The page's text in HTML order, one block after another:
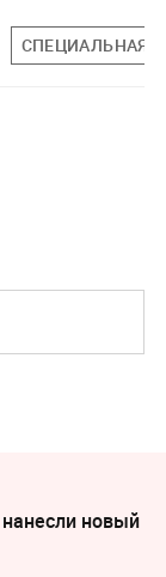
СПЕЦИАЛЬНАЯ
новый